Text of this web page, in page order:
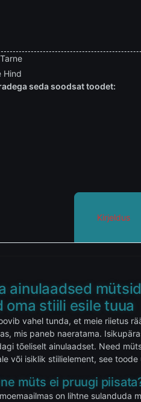
Hind
seda soodsat toodet:
Kirjeldus
ainulaadsed
oma stiili esile tuua
vahel tunda, et meie riietus
mis paneb naeratama.
tõeliselt ainulaadset. Need
või isiklik stiilielement, see
müts ei pruugi
on lihtne sulanduda